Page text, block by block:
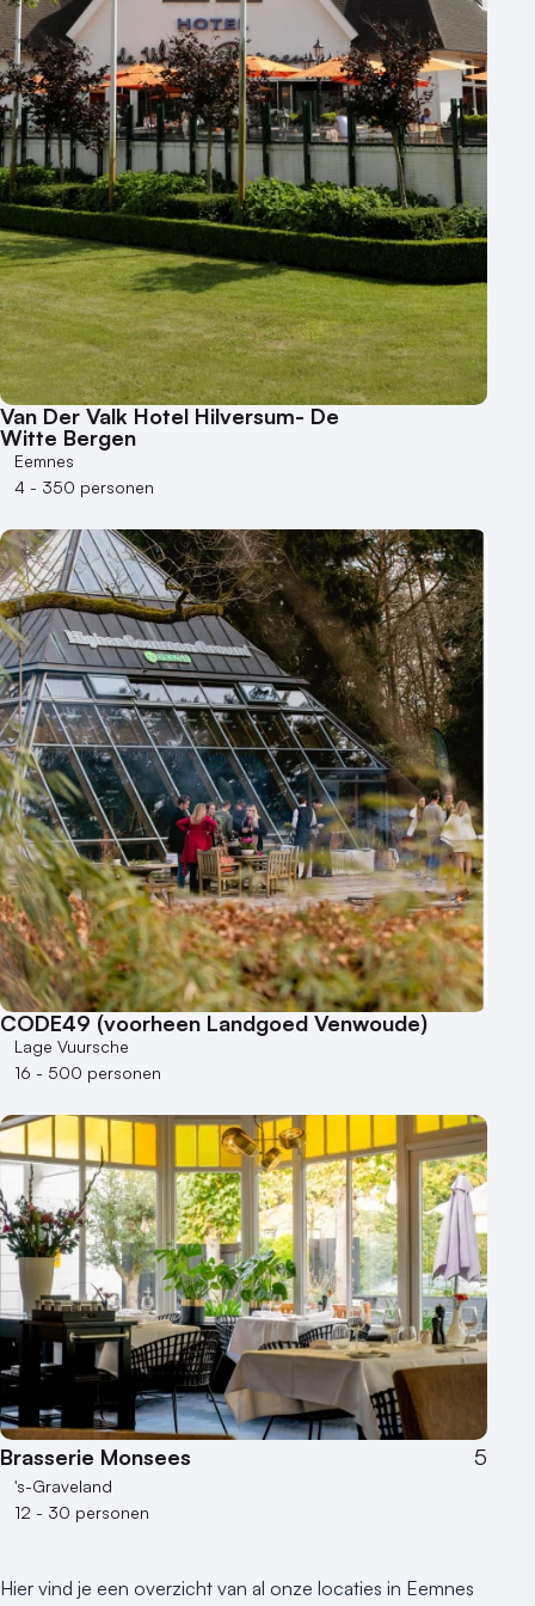
500+ personen
Bijzondere locaties
Buitenlocatie
Duurzame locatie
Groene locatie
Heisessie
Hotel
Hybride events
Industriële locatie
Kasteel en landgoed
Kleine / intieme locatie
Locaties aan zee
Museum
Theater
Varende locatie
Van Der Valk Hotel Hilversum- De
Witte Bergen
Eemnes
4 - 350 personen
CODE49 (voorheen Landgoed Venwoude)
Lage Vuursche
16 - 500 personen
Brasserie Monsees 5
's-Graveland
12 - 30 personen
Hier vind je een overzicht van al onze locaties in Eemnes